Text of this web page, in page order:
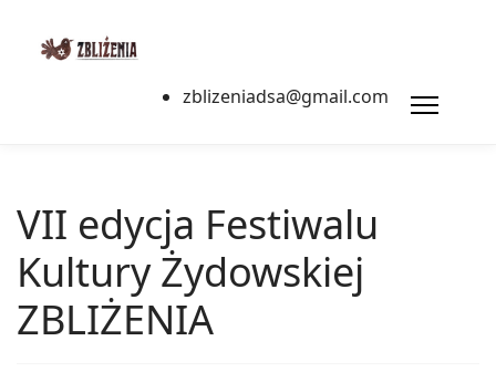
zblizeniadsa@gmail.com
VII edycja Festiwalu
Kultury Żydowskiej
ZBLIŻENIA